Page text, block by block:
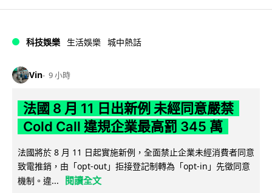
科技娛樂 生活娛樂 城中熱話
Vin 9 小時
法國 8 月 11 日出新例 未經同意嚴禁
Cold Call 違規企業最高罰 345 萬
法國將於 8 月 11 日起實施新例，全面禁止企業未經消費者同意
致電推銷，由「opt-out」拒接登記制轉為「opt-in」先徵同意
機制。違...
閱讀全文